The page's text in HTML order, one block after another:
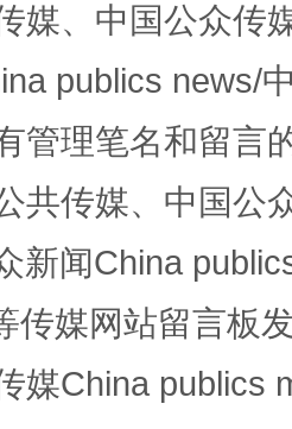
词
媒、中国公众传
publics news/
管理笔名和留言
共传媒、中国公
新闻China
传媒网站留言板
媒China publics